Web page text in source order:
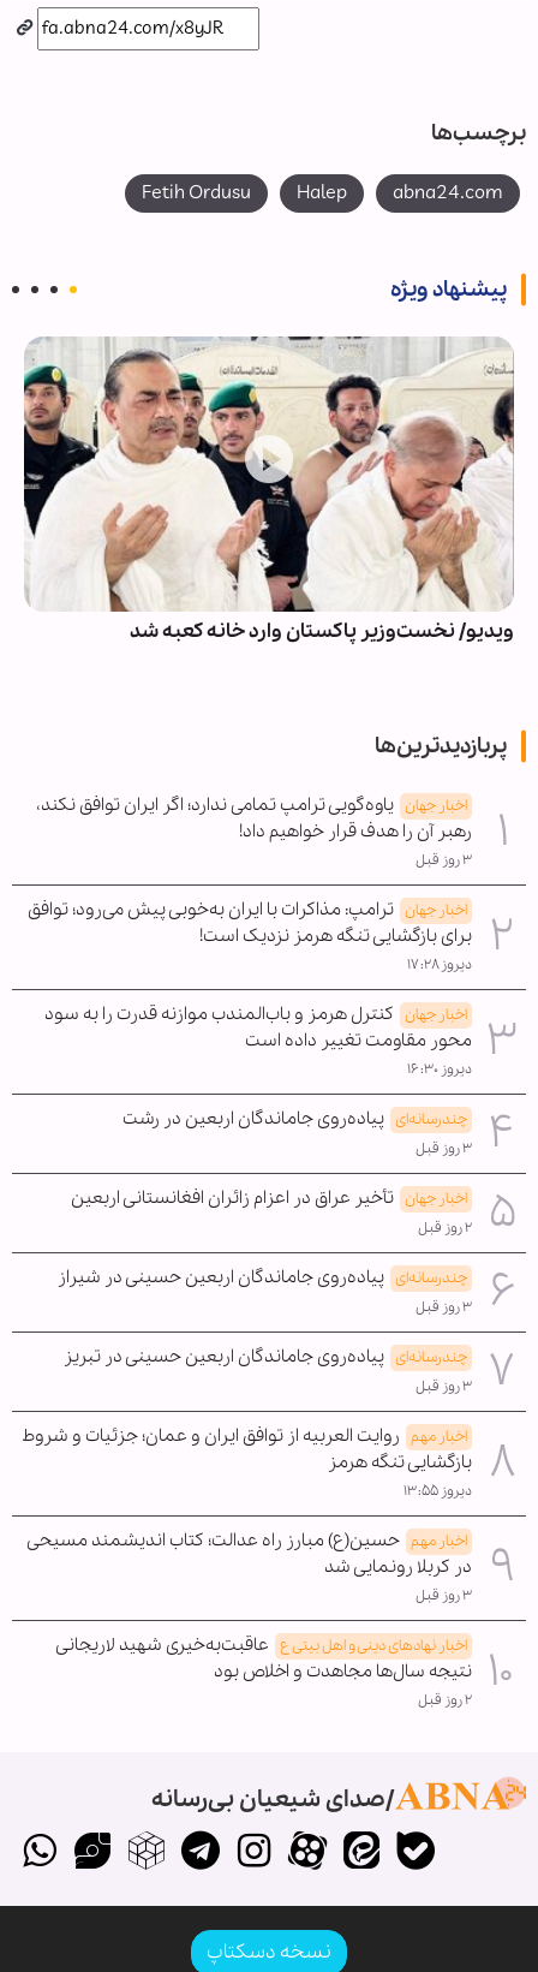
برچسب‌ها
abna24.com
Halep
Fetih Ordusu
پیشنهاد ویژه
ویدیو/ نخست‌وزیر پاکستان وارد خانه کعبه شد
پربازدیدترین‌ها
اخبار جهان یاوه‌گویی ترامپ تمامی ندارد؛ اگر ایران توافق نکند،
رهبر آن را هدف قرار خواهیم داد!
۳ روز قبل
اخبار جهان ترامپ: مذاکرات با ایران به‌خوبی پیش می‌رود؛ توافق
برای بازگشایی تنگه هرمز نزدیک است!
دیروز ۱۷:۲۸
اخبار جهان کنترل هرمز و باب‌المندب موازنه قدرت را به سود
محور مقاومت تغییر داده است
دیروز ۱۶:۳۰
چندرسانه‌ای پیاده‌روی جاماندگان اربعین در رشت
۳ روز قبل
اخبار جهان تأخیر عراق در اعزام زائران افغانستانی اربعین
۲ روز قبل
چندرسانه‌ای پیاده‌روی جاماندگان اربعین حسینی در شیراز
۳ روز قبل
چندرسانه‌ای پیاده‌روی جاماندگان اربعین حسینی در تبریز
۳ روز قبل
اخبار مهم روایت العربیه از توافق ایران و عمان؛ جزئیات و شروط
بازگشایی تنگه هرمز
دیروز ۱۳:۵۵
اخبار مهم حسین(ع) مبارز راه عدالت؛ کتاب اندیشمند مسیحی
در کربلا رونمایی شد
۳ روز قبل
اخبار نهادهای دینی و اهل بیتی ع عاقبت‌به‌خیری شهید لاریجانی
نتیجه سال‌ها مجاهدت و اخلاص بود
۲ روز قبل
صدای شیعیان بی‌رسانه
نسخه دسکتاپ